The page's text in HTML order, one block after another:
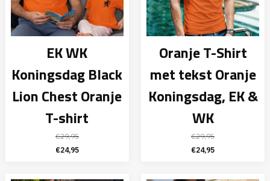
EK WK
Koningsdag Black
Lion Chest Oranje
T-shirt
€29,95
Oorspronkelijke
was:
€24,95Huidige
is:
Oranje T-Shirt
met tekst Oranje
Koningsdag, EK &
WK
€29,95
Oorspronkelijke
was:
€24,95Huidige
is: